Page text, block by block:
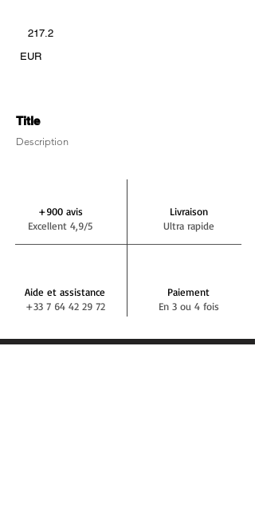
217.2
EUR
Title
Description
+900 avis
Excellent 4,9/5
Aide et assistance
Livraison
Ultra rapide
Paiement
+33 7 64 42 29 72
En 3 ou 4 fois